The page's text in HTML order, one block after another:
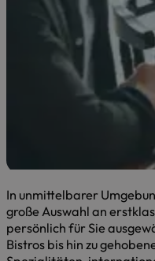
In unmittelbarer
große Auswahl an
persönlich für Sie
Bistros bis hin zu